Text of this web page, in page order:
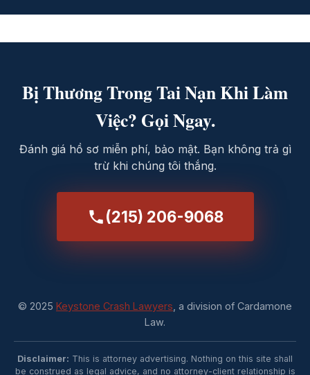
Bị Thương Trong Tai Nạn Khi Làm
Việc? Gọi Ngay.
Đánh giá hồ sơ miễn phí, bảo mật. Bạn không trả gì
trừ khi chúng tôi thắng.
(215) 206-9068
© 2025 Keystone Crash Lawyers , a division of Cardamone
Law.
Disclaimer: This is attorney advertising. Nothing on this site shall
be construed as legal advice, and no attorney-client relationship is